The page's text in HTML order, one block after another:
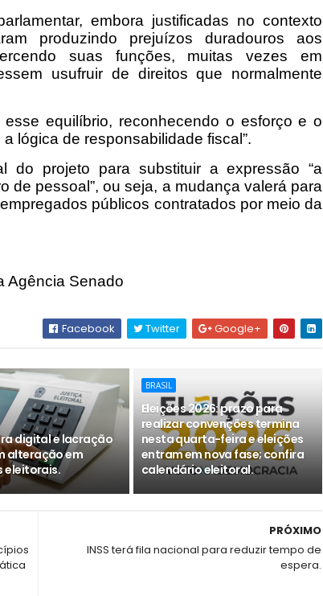
embora justificadas no contexto
produzindo prejuízos duradouros aos
suas funções, muitas vezes em
usufruir de direitos que normalmente
equilíbrio, reconhecendo o esforço e o
lógica de responsabilidade fiscal”.
do projeto para substituir a expressão “a
de pessoal”, ou seja, a mudança valerá para
públicos contratados por meio da
Agência Senado
Facebook Twitter Google+
digital e lacração
alteração em
eleitorais.
BRASIL
Eleições 2026: prazo para
realizar convenções termina
nesta quarta-feira e eleições
entram em nova fase; confira
calendário eleitoral.
PRÓXIMO
INSS terá fila nacional para reduzir tempo de
espera.